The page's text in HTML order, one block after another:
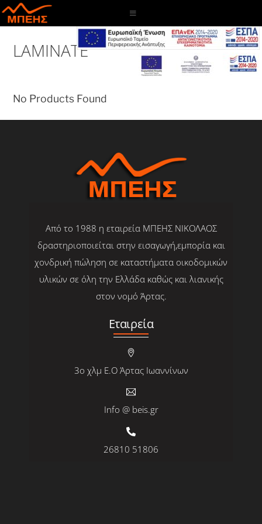
Skip
to
LAMINATE
No Products Found
Από το 1988 η εταιρεία ΜΠΕΗΣ ΝΙΚΟΛΑΟΣ
δραστηριοποιείται στην εισαγωγή,εμπορία και
χονδρική πώληση σε καταστήματα οικοδομικών
υλικών σε όλη την Ελλάδα καθώς και λιανικής
στον νομό Άρτας.
Εταιρεία
3ο χλμ Ε.Ο Άρτας Ιωαννίνων
Info @ beis.gr
26810 51806